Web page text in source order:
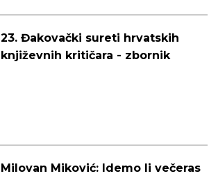
23. Đakovački sureti hrvatskih
književnih kritičara - zbornik
Milovan Miković: Idemo li večeras